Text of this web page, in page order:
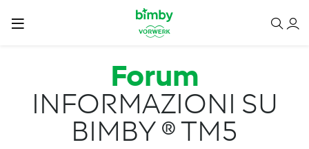
Salta al contenuto principale
Forum
INFORMAZIONI SU
BIMBY ® TM5